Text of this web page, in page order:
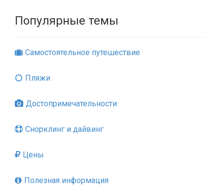
Популярные темы
Самостоятельное путешествие
Пляжи
Достопримечательности
Снорклинг и дайвинг
Цены
Полезная информация